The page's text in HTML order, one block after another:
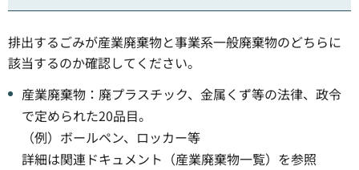
排出するごみが産業廃棄物と事業系一般廃棄物のどちらに
該当するのか確認してください。
産業廃棄物：廃プラスチック、金属くず等の法律、政令
で定められた20品目。
（例）ボールペン、ロッカー等
詳細は関連ドキュメント（産業廃棄物一覧）を参照